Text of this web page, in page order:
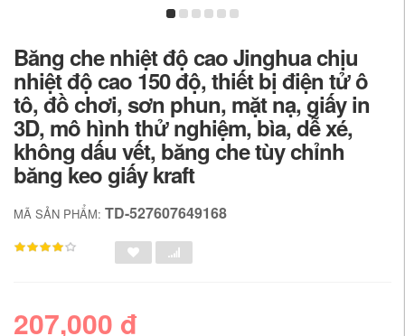
Băng che nhiệt độ cao Jinghua chịu
nhiệt độ cao 150 độ, thiết bị điện tử ô
tô, đồ chơi, sơn phun, mặt nạ, giấy in
3D, mô hình thử nghiệm, bìa, dễ xé,
không dấu vết, băng che tùy chỉnh
băng keo giấy kraft
MÃ SẢN PHẨM: TD-527607649168
207,000 đ